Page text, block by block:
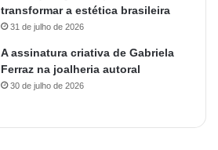
transformar a estética brasileira
31 de julho de 2026
A assinatura criativa de Gabriela
Ferraz na joalheria autoral
30 de julho de 2026